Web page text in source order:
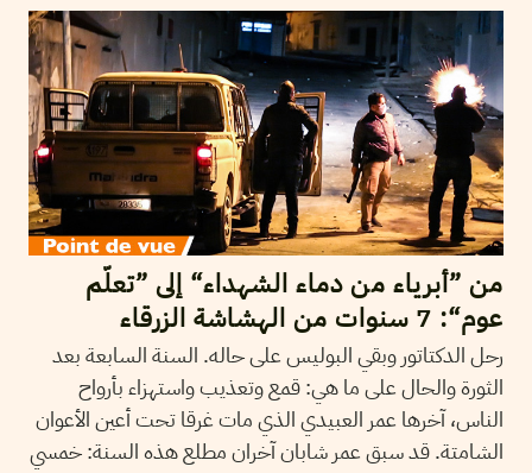
من ”أبرياء من دماء الشهداء“ إلى ”تعلّم
عوم“: 7 سنوات من الهشاشة الزرقاء
رحل الدكتاتور وبقي البوليس على حاله. السنة السابعة بعد
الثورة والحال على ما هي: قمع وتعذيب واستهزاء بأرواح
الناس، آخرها عمر العبيدي الذي مات غرقا تحت أعين الأعوان
الشامتة. قد سبق عمر شابان آخران مطلع هذه السنة: خمسي